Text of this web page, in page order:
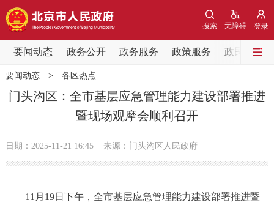
登录
无障碍
搜索
要闻动态 政务公开 政务服务 政策服务 政民互动
要闻动态
党中央精神
会议信息
要闻动态> 各区热点
门头沟区：全市基层应急管理能力建设部署推进
暨现场观摩会顺利召开
日期：2025-11-21 16:45 来源：门头沟区人民政府
11月19日下午，全市基层应急管理能力建设部署推进暨